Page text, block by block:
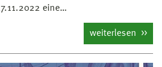
eine…
weiterlesen